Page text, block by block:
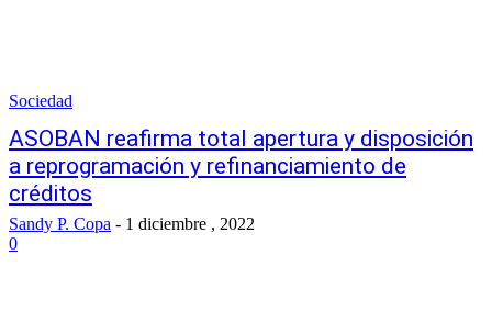
Sociedad
ASOBAN reafirma total apertura y disposición
a reprogramación y refinanciamiento de
créditos
Sandy P. Copa - 1 diciembre , 2022
0